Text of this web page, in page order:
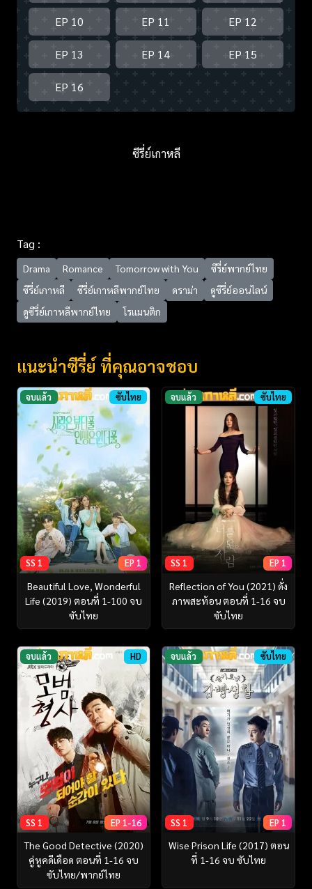
EP 10 EP 11 EP 12
EP 13 EP 14 EP 15
EP 16
ซีรี่ย์เกาหลี
Tag :
Drama Romance Tomorrow with You
ซีรี่ย์พากย์ไทย
ซีรี่ย์เกาหลี
ซีรี่ย์เกาหลีพากย์ไทย ดราม่า
ดูซีรี่ย์ออนไลน์
ดูซีรี่ย์เกาหลีพากย์ไทย
โรแมนติก
แนะนำซีรี่ย์ ที่คุณอาจชอบ
จบแล้ว ซับไทย
SS 1 EP 1
Beautiful Love, Wonderful
Life (2019) ตอนที่ 1-100 จบ
ซับไทย
จบแล้ว ซับไทย
SS 1 EP 1
Reflection of You (2021) ดั่ง
ภาพสะท้อน ตอนที่ 1-16 จบ
ซับไทย
จบแล้ว HD
SS 1 EP 1-16
The Good Detective (2020)
คู่หูคดีเดือด ตอนที่ 1-16 จบ
ซับไทย/พากย์ไทย
จบแล้ว ซับไทย
SS 1 EP 1
Wise Prison Life (2017) ตอน
ที่ 1-16 จบ ซับไทย